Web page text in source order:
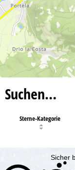
Suchen…
Sterne-Kategorie
Sicher